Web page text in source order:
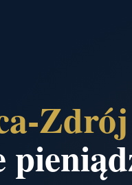
Zdrój